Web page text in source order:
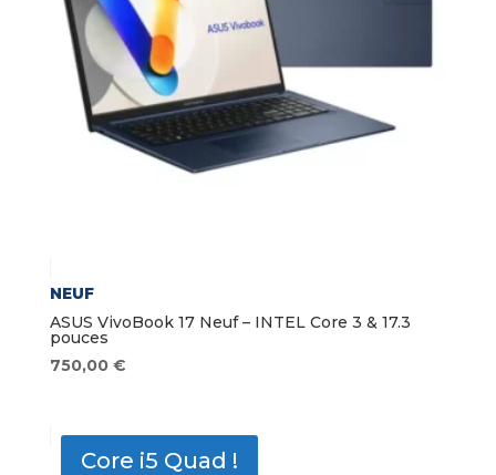
NEUF
ASUS VivoBook 17 Neuf – INTEL Core 3 & 17.3
pouces
750,00 €
Core i5 Quad !